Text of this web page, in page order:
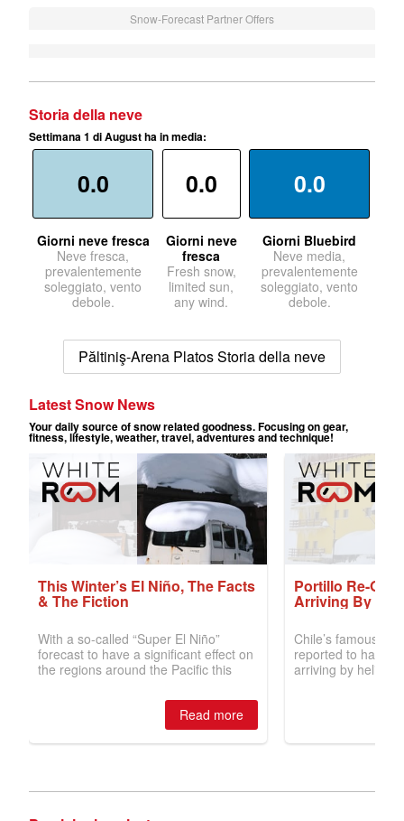
Snow-Forecast Partner Offers
Storia della neve
Settimana 1 di August ha in media:
0.0
Giorni neve fresca
Neve fresca,
prevalentemente
soleggiato, vento
debole.
0.0
Giorni neve
fresca
Fresh snow,
limited sun,
any wind.
0.0
Giorni Bluebird
Neve media,
prevalentemente
soleggiato, vento
debole.
Păltiniş-Arena Platos Storia della neve